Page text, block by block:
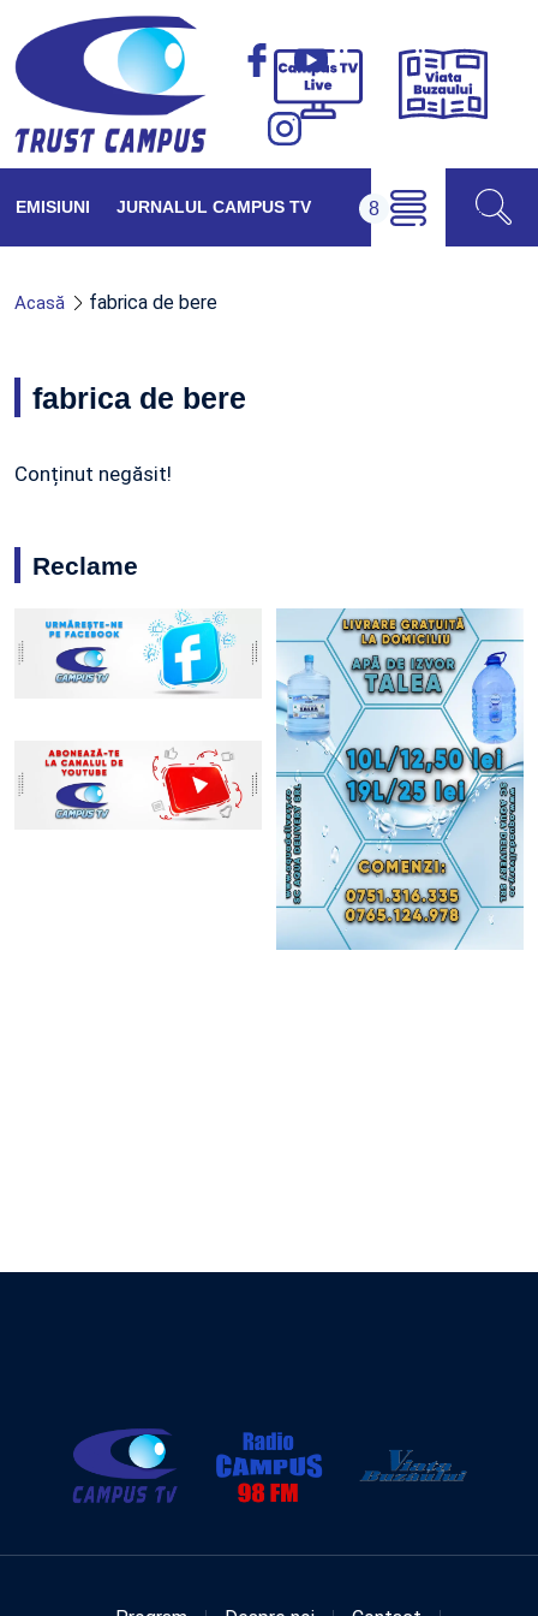
Campus
Viața
EMISIUNI JURNALUL CAMPUS TV
Acasă fabrica de bere
fabrica de bere
Conținut negăsit!
Reclame